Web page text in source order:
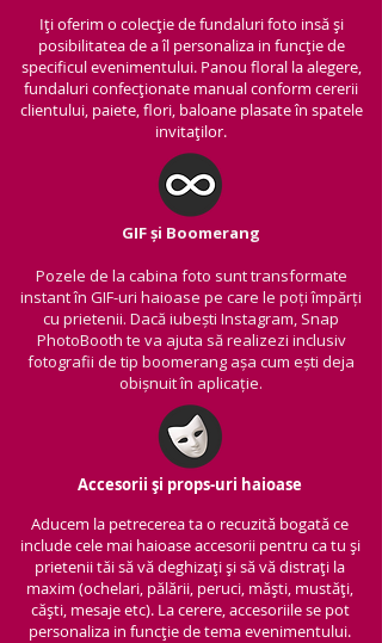
Iți oferim o colecție de fundaluri foto insă și
posibilitatea de a îl personaliza in funcție de
specificul evenimentului. Panou floral la alegere,
fundaluri confecționate manual conform cererii
clientului, paiete, flori, baloane plasate în spatele
invitaților.
GIF și Boomerang
Pozele de la cabina foto sunt transformate
instant în GIF-uri haioase pe care le poți împărți
cu prietenii. Dacă iubești Instagram, Snap
PhotoBooth te va ajuta să realizezi inclusiv
fotografii de tip boomerang așa cum ești deja
obișnuit în aplicație.
Accesorii și props-uri haioase
Aducem la petrecerea ta o recuzită bogată ce
include cele mai haioase accesorii pentru ca tu și
prietenii tăi să vă deghizați și să vă distrați la
maxim (ochelari, pălării, peruci, măști, mustăți,
căști, mesaje etc). La cerere, accesoriile se pot
personaliza in funcție de tema evenimentului.